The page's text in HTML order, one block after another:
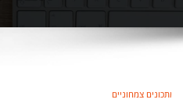
מתכונים צמחוניים